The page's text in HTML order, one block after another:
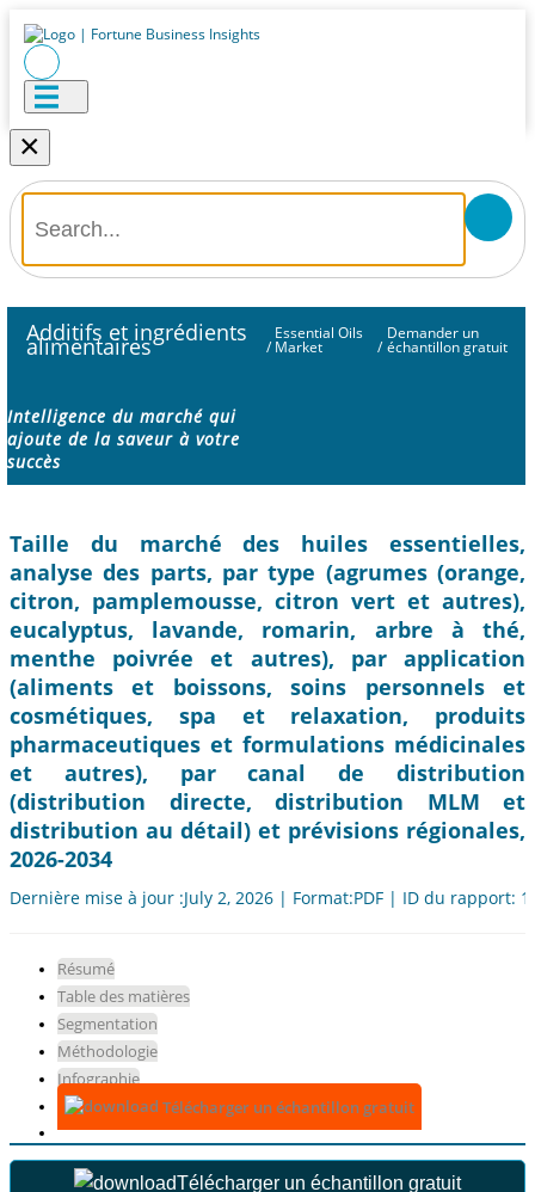
×
Additifs et ingrédients
alimentaires /
Essential Oils
Market /
Demander un
échantillon gratuit
Intelligence du marché qui
ajoute de la saveur à votre
succès
Taille du marché des huiles essentielles,
analyse des parts, par type (agrumes (orange,
citron, pamplemousse, citron vert et autres),
eucalyptus, lavande, romarin, arbre à thé,
menthe poivrée et autres), par application
(aliments et boissons, soins personnels et
cosmétiques, spa et relaxation, produits
pharmaceutiques et formulations médicinales
et autres), par canal de distribution
(distribution directe, distribution MLM et
distribution au détail) et prévisions régionales,
2026-2034
Dernière mise à jour :July 2, 2026 | Format:PDF | ID du rapport:
Résumé
Table des matières
Segmentation
Méthodologie
Infographie
Télécharger un échantillon gratuit
Télécharger un échantillon gratuit